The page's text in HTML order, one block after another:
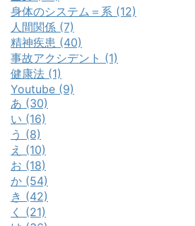
身体のシステム＝系 (12)
人間関係 (7)
精神疾患 (40)
事故アクシデント (1)
健康法 (1)
Youtube (9)
あ (30)
い (16)
う (8)
え (10)
お (18)
か (54)
き (42)
く (21)